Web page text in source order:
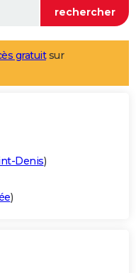
gratuitsur
Denis)
)